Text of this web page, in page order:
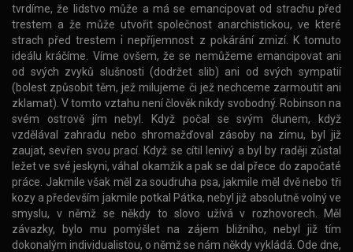
tvrdíme, že lidstvo může a má se emancipovat od strachu před
trestem a že může utvořit společnost anarchistickou, ve které
strach před trestem i nepříjemnost z pokárání zmizí. K tomuto
ideálu kráčíme. Víme ovšem, že se nemůžeme emancipovat ani
od svých zvyků slušnosti (dodržet slib) ani od svých sympatií
(bolest způsobit těm, jež milujeme či jež nechceme zarmoutit ani
zklamat). V tomto vztahu není člověk nikdy svobodný. Robinson na
svém ostrově jím nebyl. Když počal se svým člunem, když
vzdělával zahradu nebo shromažďoval zásoby na zimu, byl již
zaujat, sevřen svou prací. Když se cítil lenivý a byl by raději zůstal
ležet ve své jeskyni, váhal okamžik a pak se dal přece do započaté
práce. Jakmile však měl za soudruha psa, jakmile měl dvě nebo tři
kozy a především jakmile potkal Pátka, nebyl již absolutně volný ve
smyslu, v němž se někdy to slovo užívá v rozhovorech. Měl
závazky, bylo mu pomýšlet na zájem bližního, nebyl již tím
dokonalým individualistou, o němž se nám někdy vykládá. Ode dne,